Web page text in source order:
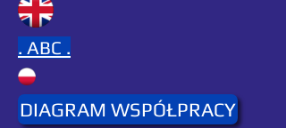
. ABC .
DIAGRAM WSPÓŁPRACY